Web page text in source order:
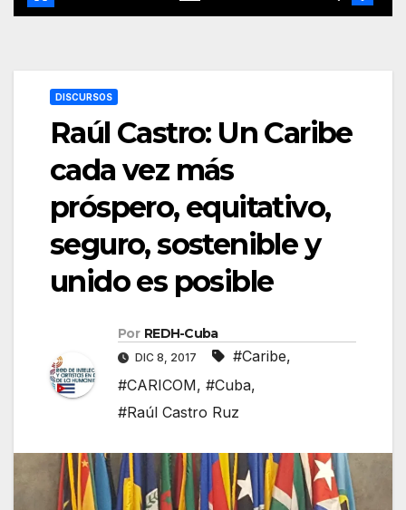
DISCURSOS
Raúl Castro: Un Caribe
cada vez más
próspero, equitativo,
seguro, sostenible y
unido es posible
Por REDH-Cuba
DIC 8, 2017 #Caribe,
#CARICOM, #Cuba,
#Raúl Castro Ruz